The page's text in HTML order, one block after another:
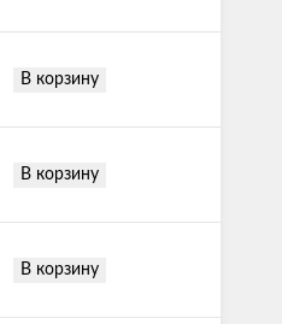
В корзину
В корзину
В корзину